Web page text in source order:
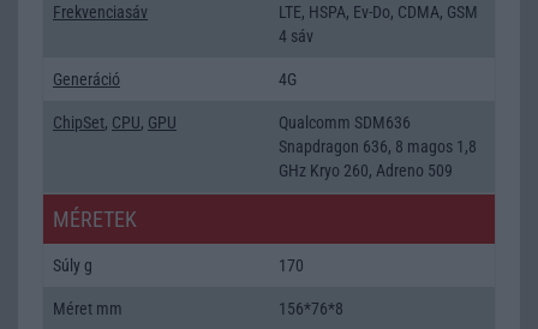
Frekvenciasáv
LTE, HSPA, Ev-Do, CDMA, GSM
4 sáv
Generáció 4G
ChipSet, CPU, GPU
Qualcomm SDM636
Snapdragon 636, 8 magos 1,8
GHz Kryo 260, Adreno 509
MÉRETEK
Súly g 170
Méret mm 156*76*8